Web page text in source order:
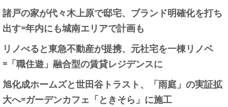
諸戸の家が代々木上原で邸宅、ブランド明確化を打ち
出す=年内にも城南エリアで計画も
リノべると東急不動産が提携、元社宅を一棟リノベ
=「職住遊」融合型の賃貸レジデンスに
旭化成ホームズと世田谷トラスト、「雨庭」の実証拡
大へ=ガーデンカフェ「ときそら」に施工